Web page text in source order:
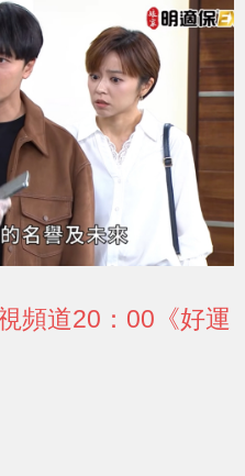
頻道20：00《好運